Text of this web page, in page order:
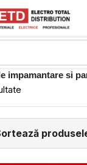
impamantare si